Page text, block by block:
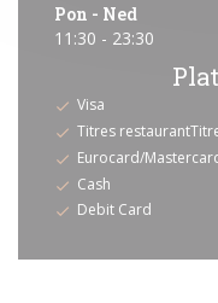
Pon - Ned
11:30 - 23:30
Visa
Titres
Eurocard/
Cash
Debit Card